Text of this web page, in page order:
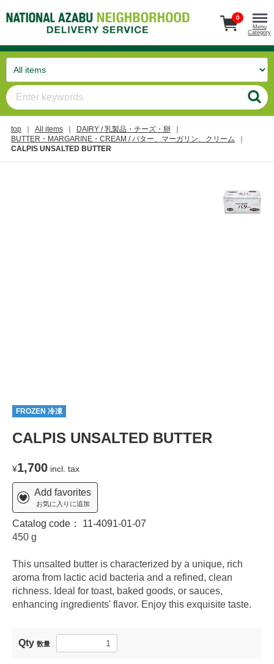
0
Menu
Category
top All items
DAIRY / 乳製品・チーズ・卵
BUTTER・MARGARINE・CREAM / バター、マーガリン、クリーム
CALPIS UNSALTED BUTTER
FROZEN 冷凍
CALPIS UNSALTED BUTTER
¥1,700 incl. tax
Add favorites
お気に入りに追加
Catalog code： 11-4091-01-07
450 g
This unsalted butter is characterized by a unique, rich
aroma from lactic acid bacteria and a refined, clean
richness. Ideal for toast, baked goods, or sauces,
enhancing ingredients' flavor. Enjoy this exquisite taste.
Qty 数量